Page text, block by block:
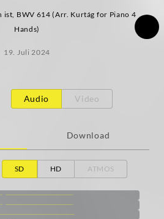
ist, BWV 614 (Arr. Kurtág for Piano 4
Hands)
19. Juli 2024
Audio Video
Download
SD HD ATMOS